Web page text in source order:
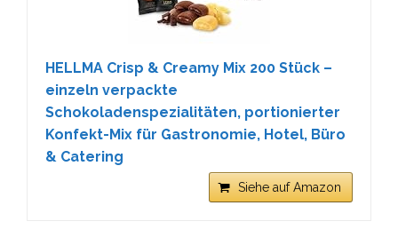
HELLMA Crisp & Creamy Mix 200 Stück –
einzeln verpackte
Schokoladenspezialitäten, portionierter
Konfekt-Mix für Gastronomie, Hotel, Büro
& Catering
Siehe auf Amazon